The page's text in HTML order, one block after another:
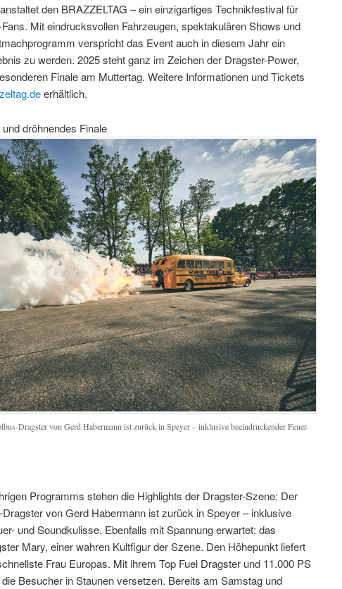
den BRAZZELTAG – ein einzigartiges Technikfestival für
Mit eindrucksvollen Fahrzeugen, spektakulären Shows und
verspricht das Event auch in diesem Jahr ein
zu werden. 2025 steht ganz im Zeichen der Dragster-Power,
Finale am Muttertag. Weitere Informationen und Tickets
erhältlich.
dröhnendes Finale
Dragster von Gerd Habermann ist zurück in Speyer – inklusive beeindruckender Feuer-
Programms stehen die Highlights der Dragster-Szene: Der
von Gerd Habermann ist zurück in Speyer – inklusive
und Soundkulisse. Ebenfalls mit Spannung erwartet: das
Mary, einer wahren Kultfigur der Szene. Den Höhepunkt liefert
Frau Europas. Mit ihrem Top Fuel Dragster und 11.000 PS
Besucher in Staunen versetzen. Bereits am Samstag und